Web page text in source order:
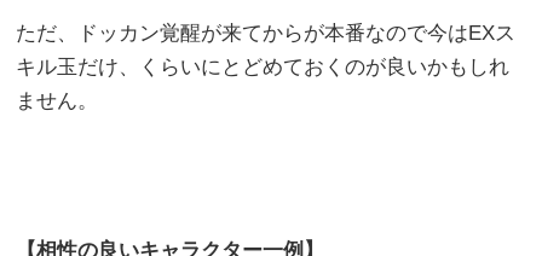
ただ、ドッカン覚醒が来てからが本番なので今はEXス
キル玉だけ、くらいにとどめておくのが良いかもしれ
ません。
【相性の良いキャラクター一例】